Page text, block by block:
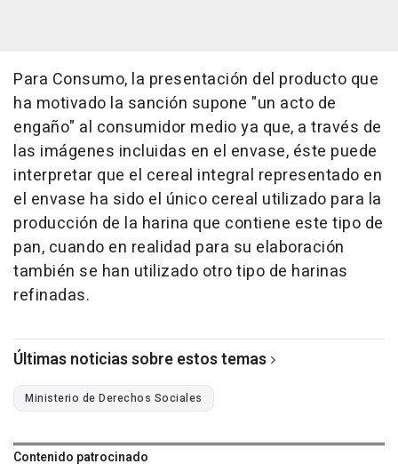
Para Consumo, la presentación del producto que
ha motivado la sanción supone "un acto de
engaño" al consumidor medio ya que, a través de
las imágenes incluidas en el envase, éste puede
interpretar que el cereal integral representado en
el envase ha sido el único cereal utilizado para la
producción de la harina que contiene este tipo de
pan, cuando en realidad para su elaboración
también se han utilizado otro tipo de harinas
refinadas.
Últimas noticias sobre estos temas
Ministerio de Derechos Sociales
Contenido patrocinado